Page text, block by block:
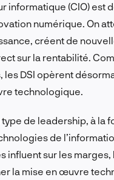
informatique (CIO) est
numérique. On
créent de
sur la rentabilité.
DSI opèrent
technologique.
de leadership, à la
de
influent sur les
la mise en œuvre